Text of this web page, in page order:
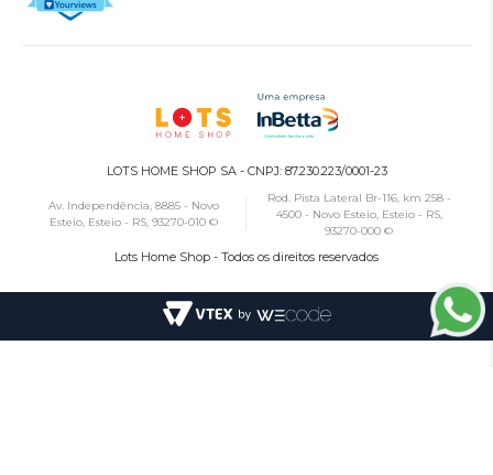
LOTS HOME SHOP SA - CNPJ: 87.230.223/0001-23
Av. Independência, 8885 - Novo
Esteio, Esteio - RS, 93270-010 ©
Rod. Pista Lateral Br-116, km 258 -
4500 - Novo Esteio, Esteio - RS,
93270-000 ©
Lots Home Shop - Todos os direitos reservados